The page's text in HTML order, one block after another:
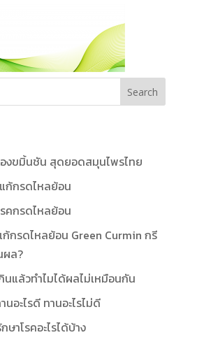
ขมิ้นชัน สุดยอดสมุนไพรไทย
ก้กรดไหลย้อน
คกรดไหลย้อน
กรดไหลย้อน Green Curmin กรี
ผล?
แล้วทำไมได้ผลไม่เหมือนกัน
อะไรดี ทานอะไรไม่ดี
าโรคอะไรได้บ้าง